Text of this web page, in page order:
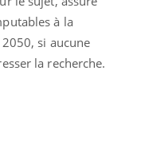
à la
si aucune
la recherche.